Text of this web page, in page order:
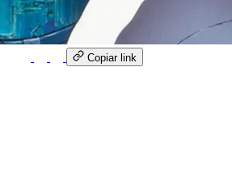
Copiar link